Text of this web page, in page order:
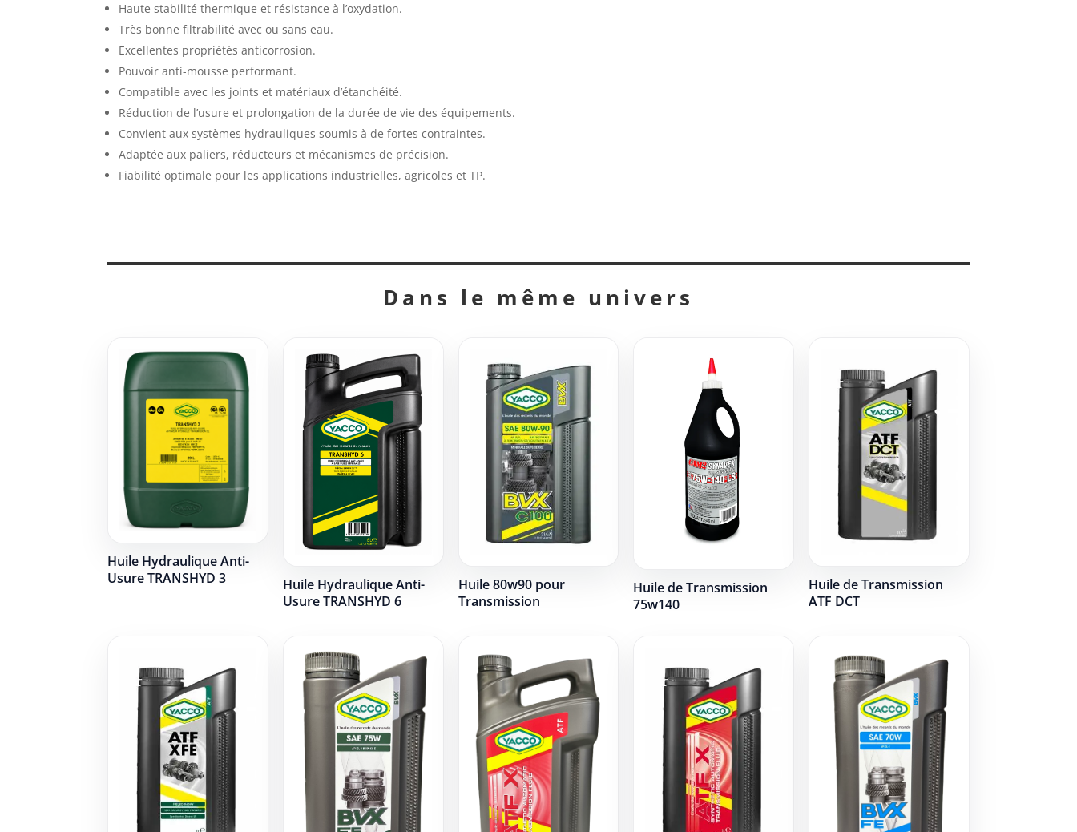
Haute stabilité thermique et résistance à l’oxydation.
Très bonne filtrabilité avec ou sans eau.
Excellentes propriétés anticorrosion.
Pouvoir anti-mousse performant.
Compatible avec les joints et matériaux d’étanchéité.
Réduction de l’usure et prolongation de la durée de vie des équipements.
Convient aux systèmes hydrauliques soumis à de fortes contraintes.
Adaptée aux paliers, réducteurs et mécanismes de précision.
Fiabilité optimale pour les applications industrielles, agricoles et TP.
Dans le même univers
Huile Hydraulique Anti-
Usure TRANSHYD 3
Huile Hydraulique Anti-
Usure TRANSHYD 6
Huile 80w90 pour
Transmission
Huile de Transmission
75w140
Huile de Transmission
ATF DCT